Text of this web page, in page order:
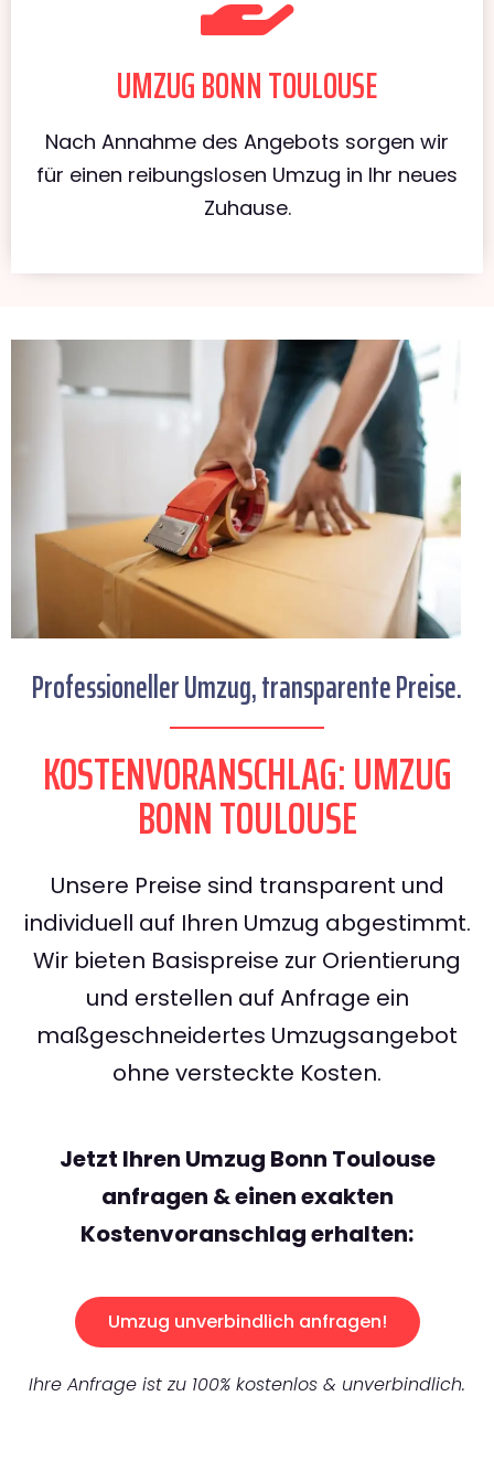
UMZUG BONN TOULOUSE
Nach Annahme des Angebots sorgen wir
für einen reibungslosen Umzug in Ihr neues
Zuhause.
Professioneller Umzug, transparente Preise.
KOSTENVORANSCHLAG: UMZUG
BONN TOULOUSE
Unsere Preise sind transparent und
individuell auf Ihren Umzug abgestimmt.
Wir bieten Basispreise zur Orientierung
und erstellen auf Anfrage ein
maßgeschneidertes Umzugsangebot
ohne versteckte Kosten.
Jetzt Ihren Umzug Bonn Toulouse
anfragen & einen exakten
Kostenvoranschlag erhalten:
Umzug unverbindlich anfragen!
Ihre Anfrage ist zu 100% kostenlos & unverbindlich.